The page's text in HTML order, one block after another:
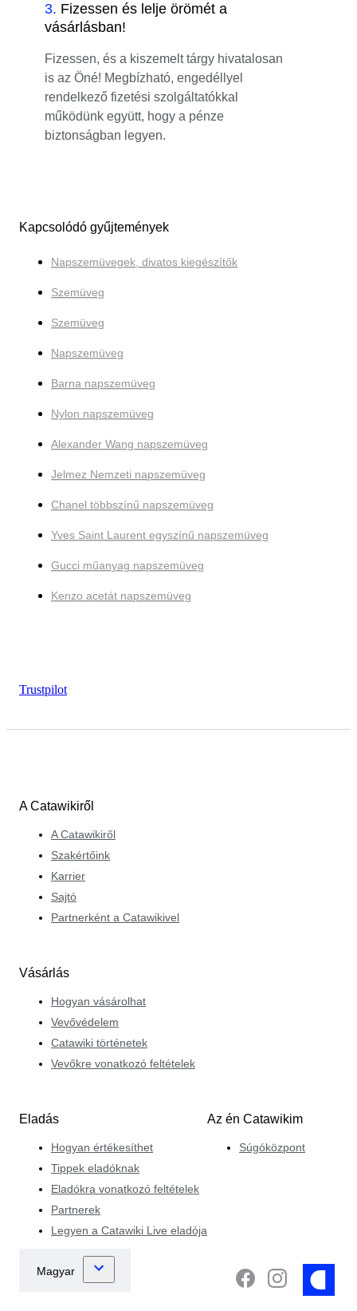
3. Fizessen és lelje örömét a
vásárlásban!
Fizessen, és a kiszemelt tárgy hivatalosan
is az Öné! Megbízható, engedéllyel
rendelkező fizetési szolgáltatókkal
működünk együtt, hogy a pénze
biztonságban legyen.
Kapcsolódó gyűjtemények
Napszemüvegek, divatos kiegészítők
Szemüveg
Szemüveg
Napszemüveg
Barna napszemüveg
Nylon napszemüveg
Alexander Wang napszemüveg
Jelmez Nemzeti napszemüveg
Chanel többszínű napszemüveg
Yves Saint Laurent egyszínű napszemüveg
Gucci műanyag napszemüveg
Kenzo acetát napszemüveg
Trustpilot
A Catawikiről
A Catawikiről
Szakértőink
Karrier
Sajtó
Partnerként a Catawikivel
Vásárlás
Hogyan vásárolhat
Vevővédelem
Catawiki történetek
Vevőkre vonatkozó feltételek
Eladás
Hogyan értékesíthet
Tippek eladóknak
Eladókra vonatkozó feltételek
Partnerek
Legyen a Catawiki Live eladója
Az én Catawikim
Súgóközpont